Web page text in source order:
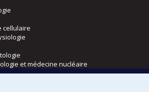
cellulaire
et médecine nucléaire